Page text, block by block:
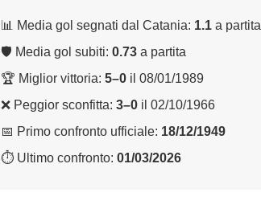
📊 Media gol segnati dal Catania: 1.1 a partita
🛡 Media gol subiti: 0.73 a partita
🏆 Miglior vittoria: 5–0 il 08/01/1989
❌ Peggior sconfitta: 3–0 il 02/10/1966
📅 Primo confronto ufficiale: 18/12/1949
⏱ Ultimo confronto: 01/03/2026